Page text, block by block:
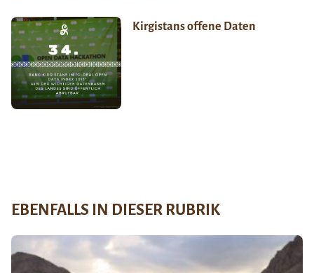
Kirgistans offene Daten
EBENFALLS IN DIESER RUBRIK